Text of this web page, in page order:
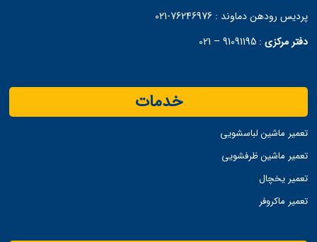
پردیس رودهن دماوند :76246976-021
دفتر مرکزی :
91091195 – 021
خدمات
تعمیر ماشین لباسشویی
تعمیر ماشین ظرفشویی
تعمیر یخچال
تعمیر ماکروفر